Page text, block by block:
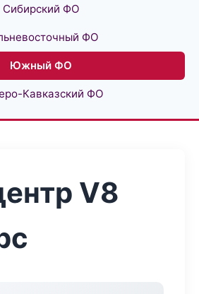
Сибирский ФО
ФО
Южный ФО
Кавказский ФО
V8